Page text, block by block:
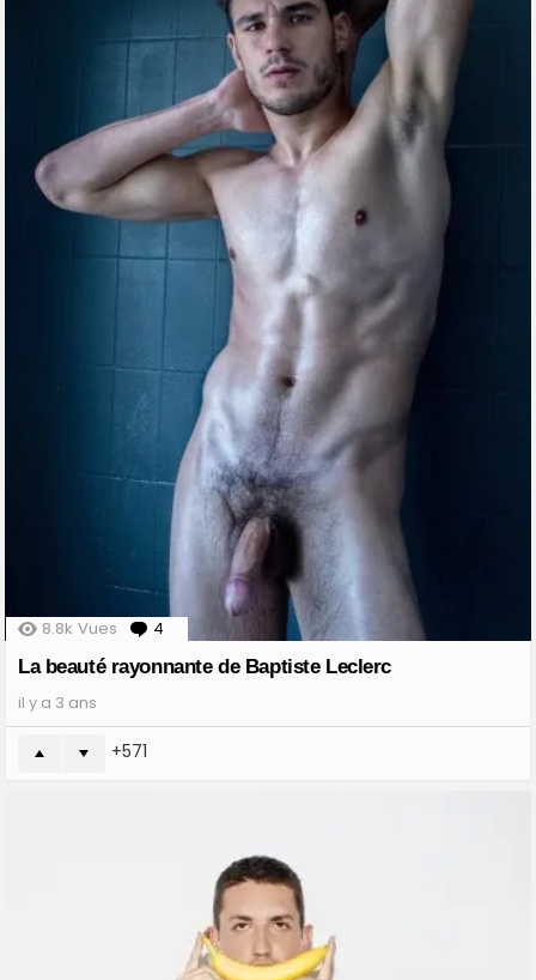
8.8k Vues 4
La beauté rayonnante de Baptiste Leclerc
il y a 3 ans
571